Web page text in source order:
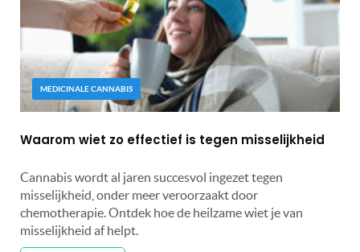
MEDICINALE CANNABIS
Waarom wiet zo effectief is tegen misselijkheid
Cannabis wordt al jaren succesvol ingezet tegen
misselijkheid, onder meer veroorzaakt door
chemotherapie. Ontdek hoe de heilzame wiet je van
misselijkheid af helpt.